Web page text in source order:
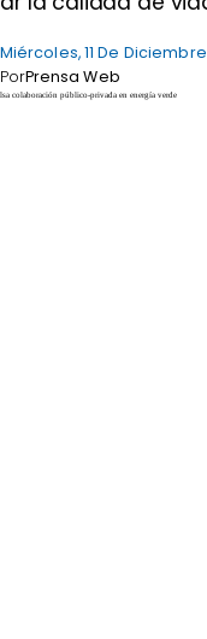
Miércoles, 11 De Diciembre
Prensa Web
Por